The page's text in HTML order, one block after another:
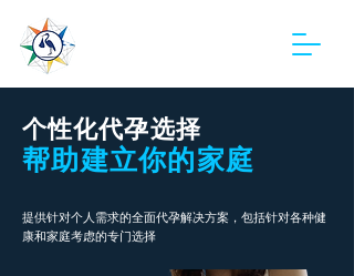
个性化代孕选择
帮助建立你的家庭
提供针对个人需求的全面代孕解决方案，包括针对各种健
康和家庭考虑的专门选择